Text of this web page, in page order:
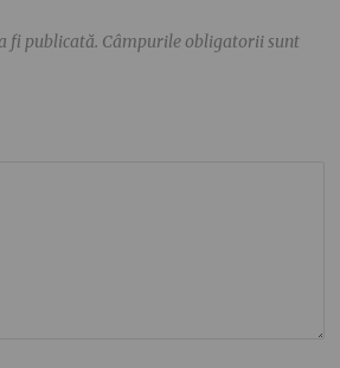
fi publicată. Câmpurile obligatorii sunt